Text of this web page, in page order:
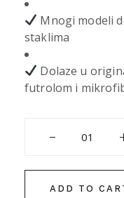
Mnogi modeli
staklima
Dolaze u
futrolom i
ADD TO